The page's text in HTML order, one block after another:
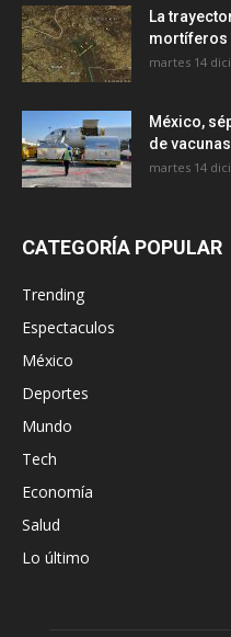
La
mortíferos
martes 14
México,
de
martes 14
CATEGORÍA POPULAR
Trending
Espectaculos
México
Deportes
Mundo
Tech
Economía
Salud
Lo último